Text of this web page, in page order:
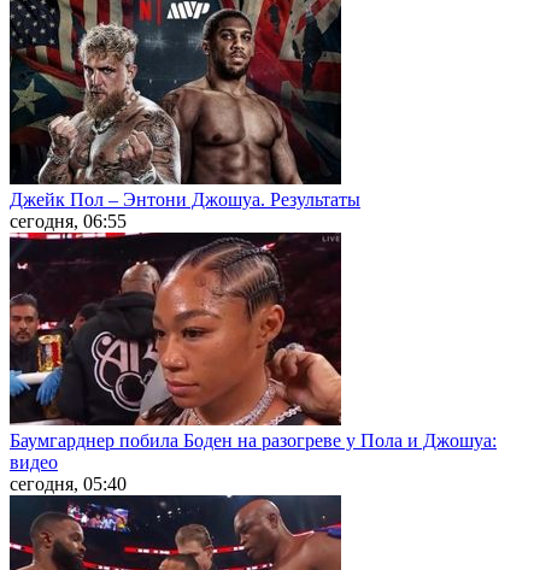
Джейк Пол – Энтони Джошуа. Результаты
сегодня, 06:55
Баумгарднер побила Боден на разогреве у Пола и Джошуа:
видео
сегодня, 05:40